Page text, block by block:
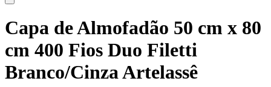
Capa de Almofadão 50 cm x 80
cm 400 Fios Duo Filetti
Branco/Cinza Artelassê